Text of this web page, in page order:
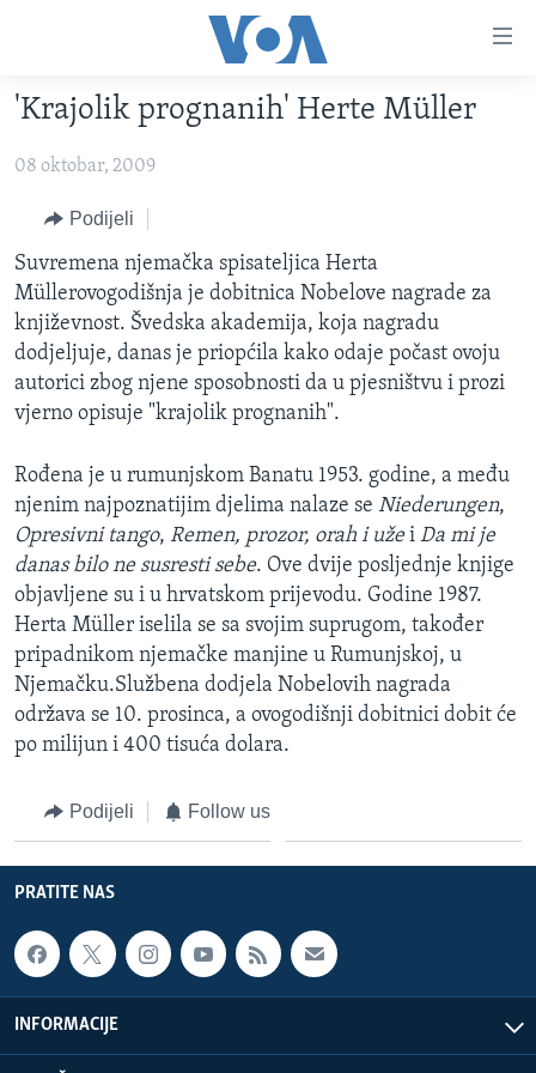
glavni
Pređi
navigaciju
Idi
na
pretragu
TV PROGRAM
VIDEO
FOTOGRAFIJE DANA
VIJESTI
SJEDINJENE AMERIČKE DRŽAVE
BOSNA I HERCEGOVINA
SVIJET
NAUKA I TEHNOLOGIJA
SPECIJALNI PROJEKTI
KORUPCIJA
SLOBODA MEDIJA
ŽENSKA STRANA
IZBJEGLIČKA STRANA
MAGAZIN
O GLASU AMERIKE
Learning English
PRATITE NAS
Jezici
'Krajolik prognanih' Herte Müller
08 oktobar, 2009
Podijeli
Suvremena njemačka spisateljica Herta
Müllerovogodišnja je dobitnica Nobelove nagrade za
književnost. Švedska akademija, koja nagradu
dodjeljuje, danas je priopćila kako odaje počast ovoju
autorici zbog njene sposobnosti da u pjesništvu i prozi
vjerno opisuje "krajolik prognanih".
Rođena je u rumunjskom Banatu 1953. godine, a među
njenim najpoznatijim djelima nalaze se Niederungen,
Opresivni tango, Remen, prozor, orah i užei Da mi je
danas bilo ne susresti sebe. Ove dvije posljednje knjige
objavljene su i u hrvatskom prijevodu. Godine 1987.
Herta Müller iselila se sa svojim suprugom, također
pripadnikom njemačke manjine u Rumunjskoj, u
Njemačku.Službena dodjela Nobelovih nagrada
održava se 10. prosinca, a ovogodišnji dobitnici dobit će
po milijun i 400 tisuća dolara.
Podijeli Follow us
PRATITE NAS
INFORMACIJE